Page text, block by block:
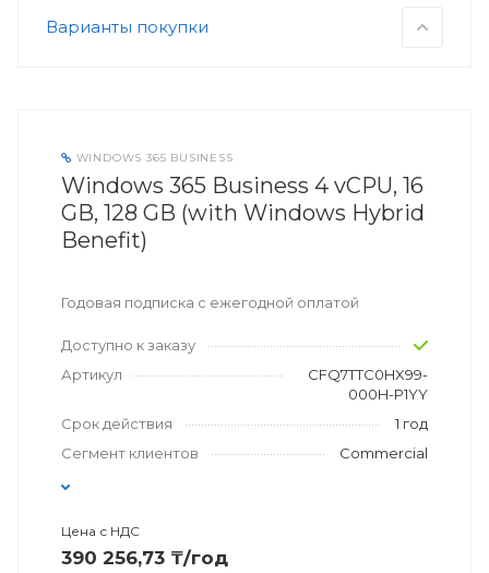
Варианты покупки
WINDOWS 365 BUSINESS
Windows 365 Business 4 vCPU, 16
GB, 128 GB (with Windows Hybrid
Benefit)
Годовая подписка с ежегодной оплатой
Доступно к заказу
Артикул
CFQ7TTC0HX99-
000H-P1YY
Срок действия
1 год
Сегмент клиентов
Commercial
Цена с НДС
390 256,73 ₸/год